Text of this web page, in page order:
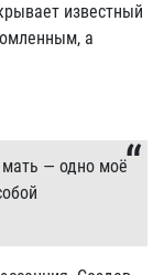
известный
а
мать — одно моё